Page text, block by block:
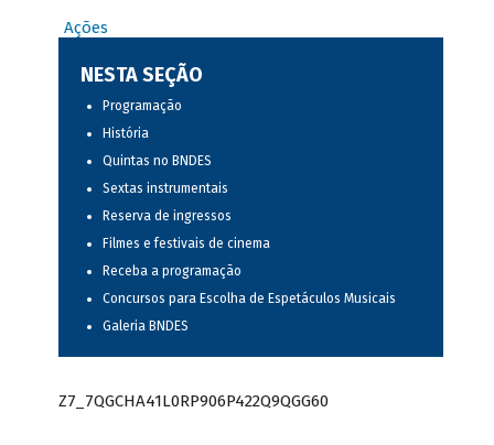
Ações
NESTA SEÇÃO
Programação
História
Quintas no BNDES
Sextas instrumentais
Reserva de ingressos
Filmes e festivais de cinema
Receba a programação
Concursos para Escolha de Espetáculos Musicais
Galeria BNDES
Z7_7QGCHA41L0RP906P422Q9QGG60